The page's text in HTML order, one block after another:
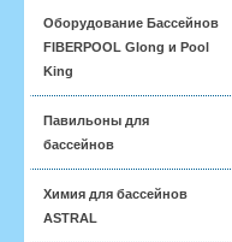
Оборудование Бассейнов
FIBERPOOL Glong и Pool
King
Павильоны для
бассейнов
Химия для бассейнов
ASTRAL